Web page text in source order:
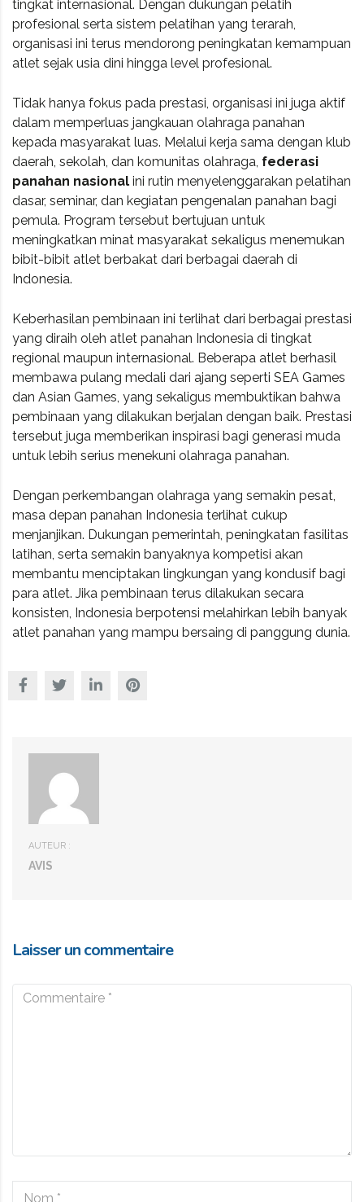
tingkat internasional. Dengan dukungan pelatih
profesional serta sistem pelatihan yang terarah,
organisasi ini terus mendorong peningkatan kemampuan
atlet sejak usia dini hingga level profesional.
Tidak hanya fokus pada prestasi, organisasi ini juga aktif
dalam memperluas jangkauan olahraga panahan
kepada masyarakat luas. Melalui kerja sama dengan klub
daerah, sekolah, dan komunitas olahraga, federasi
panahan nasional ini rutin menyelenggarakan pelatihan
dasar, seminar, dan kegiatan pengenalan panahan bagi
pemula. Program tersebut bertujuan untuk
meningkatkan minat masyarakat sekaligus menemukan
bibit-bibit atlet berbakat dari berbagai daerah di
Indonesia.
Keberhasilan pembinaan ini terlihat dari berbagai prestasi
yang diraih oleh atlet panahan Indonesia di tingkat
regional maupun internasional. Beberapa atlet berhasil
membawa pulang medali dari ajang seperti SEA Games
dan Asian Games, yang sekaligus membuktikan bahwa
pembinaan yang dilakukan berjalan dengan baik. Prestasi
tersebut juga memberikan inspirasi bagi generasi muda
untuk lebih serius menekuni olahraga panahan.
Dengan perkembangan olahraga yang semakin pesat,
masa depan panahan Indonesia terlihat cukup
menjanjikan. Dukungan pemerintah, peningkatan fasilitas
latihan, serta semakin banyaknya kompetisi akan
membantu menciptakan lingkungan yang kondusif bagi
para atlet. Jika pembinaan terus dilakukan secara
konsisten, Indonesia berpotensi melahirkan lebih banyak
atlet panahan yang mampu bersaing di panggung dunia.
AUTEUR :
AVIS
Laisser un commentaire